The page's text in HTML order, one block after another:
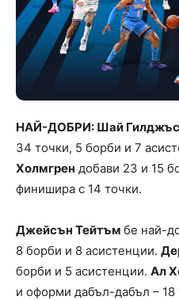
НАЙ-ДОБРИ: Шай
34 точки, 5 борби и 7
Холмгрен добави 23 и 15
финишира с 14 точки.
Джейсън Тейтъм бе най-
8 борби и 8 асистенции.
борби и 5 асистенции. Ал
и оформи дабъл-дабъл – 18